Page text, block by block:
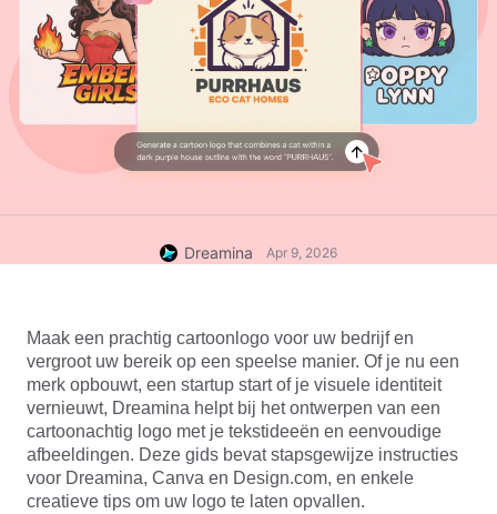
Dreamina Apr 9, 2026
Maak een prachtig cartoonlogo voor uw bedrijf en
vergroot uw bereik op een speelse manier. Of je nu een
merk opbouwt, een startup start of je visuele identiteit
vernieuwt, Dreamina helpt bij het ontwerpen van een
cartoonachtig logo met je tekstideeën en eenvoudige
afbeeldingen. Deze gids bevat stapsgewijze instructies
voor Dreamina, Canva en Design.com, en enkele
creatieve tips om uw logo te laten opvallen.